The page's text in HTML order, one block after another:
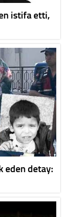
istifa etti,
eden detay: